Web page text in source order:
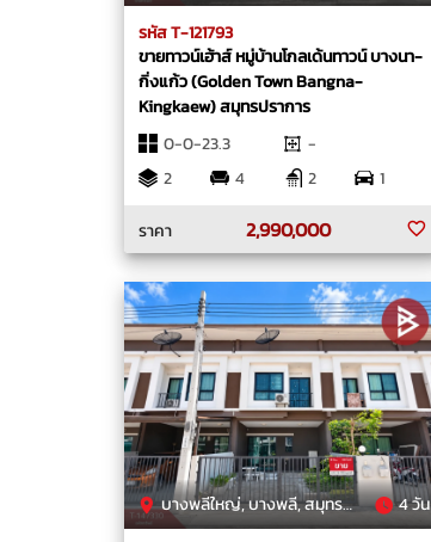
รหัส T-121793
ขายทาวน์เฮ้าส์ หมู่บ้านโกลเด้นทาวน์ บางนา-
กิ่งแก้ว (Golden Town Bangna-
Kingkaew) สมุทรปราการ
0-0-23.3
-
2
4 2
1
ราคา
2,990,000
บางพลีใหญ่, บางพลี, สมุทรปราการ 4 วัน